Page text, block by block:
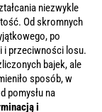
niezwykle
Od skromnych
po
i przeciwności losu.
bajek, ale
sposób, w
pomysłu na
i